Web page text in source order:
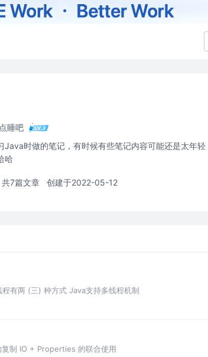
睡吧
Java时做的笔记，有时候有些笔记内容可能还是太年
哈
共7篇文章 创建于2022-05-12
有两 (三) 种方式 Java支持多线程机制
制 IO + Properties 的联合使用